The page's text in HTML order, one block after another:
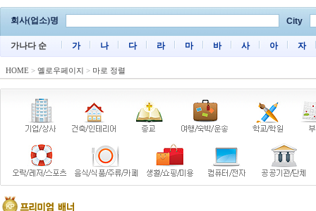
회사(업소)명 City
가나다 순 가 나 다 라 마 바 사 아 자
HOME > 옐로우페이지 > 마로 정렬